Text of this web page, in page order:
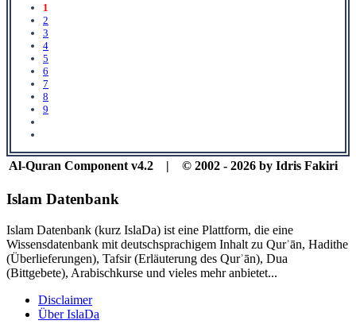
1
2
3
4
5
6
7
8
9
Al-Quran Component v4.2 | © 2002 - 2026 by Idris Fakiri
Islam Datenbank
Islam Datenbank (kurz IslaDa) ist eine Plattform, die eine
Wissensdatenbank mit deutschsprachigem Inhalt zu Qurʾān, Hadithe
(Überlieferungen), Tafsir (Erläuterung des Qurʾān), Dua
(Bittgebete), Arabischkurse und vieles mehr anbietet...
Disclaimer
Über IslaDa